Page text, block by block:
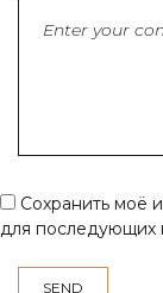
Сохранить моё
для последующих